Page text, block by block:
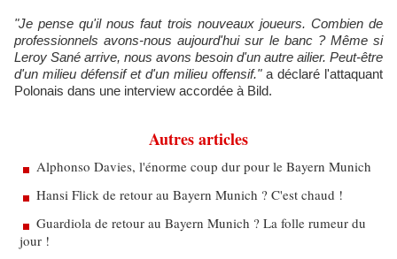
"Je pense qu'il nous faut trois nouveaux joueurs. Combien de
professionnels avons-nous aujourd'hui sur le banc ? Même si
Leroy Sané arrive, nous avons besoin d'un autre ailier. Peut-être
d'un milieu défensif et d'un milieu offensif."a déclaré l'attaquant
Polonais dans une interview accordée à Bild.
Autres articles
Alphonso Davies, l'énorme coup dur pour le Bayern Munich
Hansi Flick de retour au Bayern Munich ? C'est chaud !
Guardiola de retour au Bayern Munich ? La folle rumeur du
jour !